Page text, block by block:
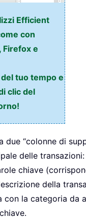
Efficient
con
Firefox e
tuo tempo e
clic del
due “colonne di
delle
chiave
della
con la categoria da